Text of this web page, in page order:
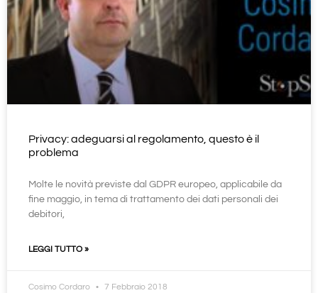
Privacy: adeguarsi al regolamento, questo è il
problema
Molte le novità previste dal GDPR europeo, applicabile da
fine maggio, in tema di trattamento dei dati personali dei
debitori,
LEGGI TUTTO »
Cosimo Cordaro 7 Febbraio 2018